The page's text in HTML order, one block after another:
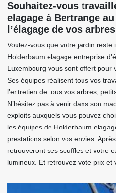
Souhaitez-vous
elagage à Bertrange
l’élagage de vos
Voulez-vous que votre jardin reste
Holderbaum elagage entreprise
Luxembourg vous sont offert pour
Ses équipes réalisent tous vos
l’entretien de tous vos arbres,
N’hésitez pas à venir dans son
exploits auxquels vous pouvez
les équipes de Holderbaum
prestations selon vos envies.
retrouveront ses souffles et votre
lumineux. Et retrouvez vote prix et